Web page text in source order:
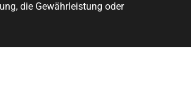
die Gewährleistung oder